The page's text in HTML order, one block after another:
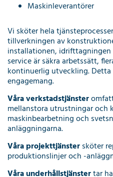
Maskinleverantörer
Vi sköter hela
tillverkningen av
installationen, idrifttagningen
service är säkra arbetssätt,
kontinuerlig utveckling.
engagemang.
Våra verkstadstjänster
mellanstora utrustningar och
maskinbearbetning och
anläggningarna.
Våra projekttjänstersköter
produktionslinjer och -
Våra underhållstjänstertar